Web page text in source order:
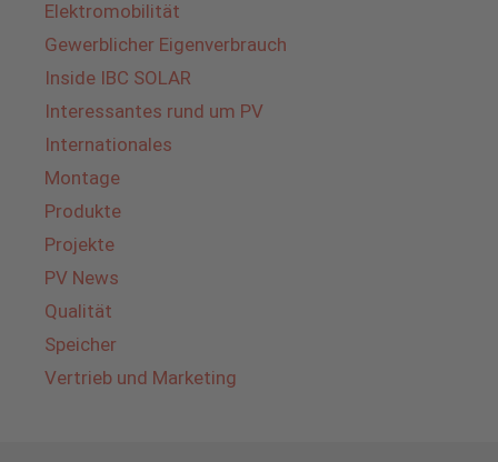
Elektromobilität
Gewerblicher Eigenverbrauch
Inside IBC SOLAR
Interessantes rund um PV
Internationales
Montage
Produkte
Projekte
PV News
Qualität
Speicher
Vertrieb und Marketing